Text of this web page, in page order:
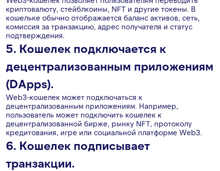
криптовалюту, стейблкоины, NFT и другие токены. В
кошельке обычно отображается баланс активов, сеть,
комиссия за транзакцию, адрес получателя и статус
подтверждения.
5. Кошелек подключается к
децентрализованным приложениям
(DApps).
Web3-кошелек может подключаться к
децентрализованным приложениям. Например,
пользователь может подключить кошелек к
децентрализованной бирже, рынку NFT, протоколу
кредитования, игре или социальной платформе Web3.
6. Кошелек подписывает
транзакции.